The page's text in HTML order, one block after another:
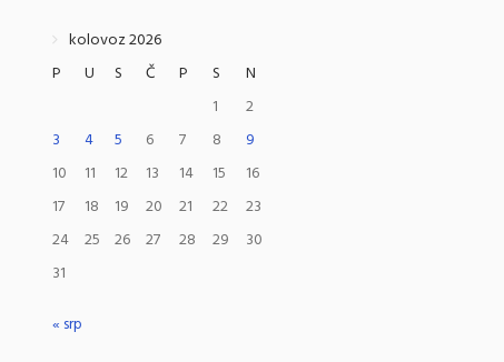
kolovoz 2026
P
U S Č P S
N
1
2
3
4 5 6 7 8
9
10
11 12 13 14 15
16
17
18 19 20 21 22
23
24
25 26 27 28 29
30
31
« srp